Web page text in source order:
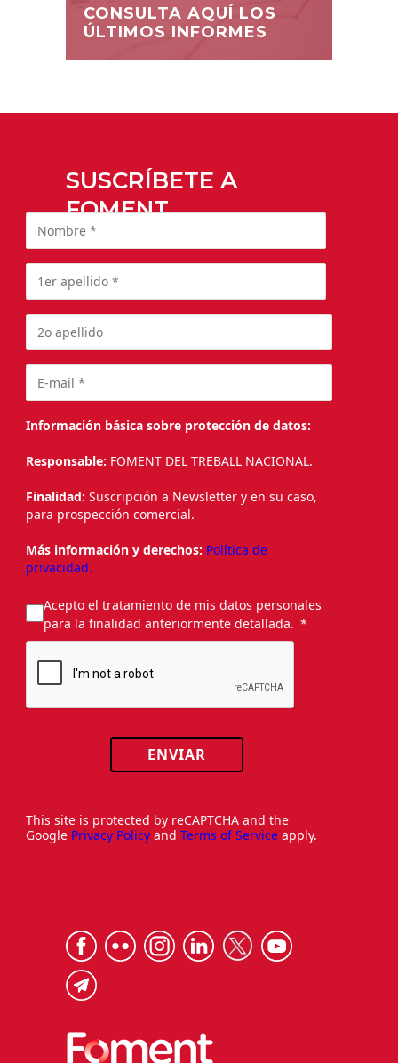
CONSULTA AQUÍ LOS
ÚLTIMOS INFORMES
SUSCRÍBETE A
FOMENT
Información básica sobre protección de datos:
Responsable: FOMENT DEL TREBALL NACIONAL.
Finalidad: Suscripción a Newsletter y en su caso,
para prospección comercial.
Más información y derechos: Política de
privacidad.
Acepto el tratamiento de mis datos personales
para la finalidad anteriormente detallada.
ENVIAR
This site is protected by reCAPTCHA and the
Google Privacy Policy and Terms of Service apply.